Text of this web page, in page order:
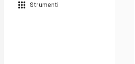
Strumenti